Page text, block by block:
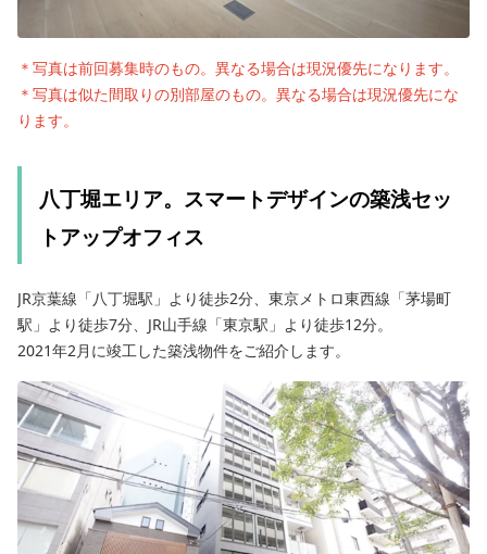
＊写真は前回募集時のもの。異なる場合は現況優先になります。
＊写真は似た間取りの別部屋のもの。異なる場合は現況優先にな
ります。
八丁堀エリア。スマートデザインの築浅セッ
トアップオフィス
JR京葉線「八丁堀駅」より徒歩2分、東京メトロ東西線「茅場町
駅」より徒歩7分、JR山手線「東京駅」より徒歩12分。
2021年2月に竣工した築浅物件をご紹介します。